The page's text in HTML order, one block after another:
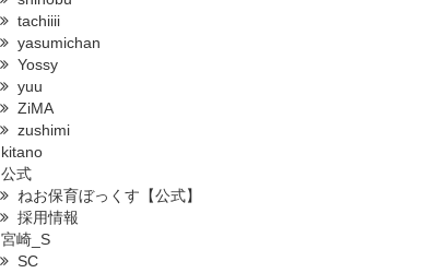
tachiiii
yasumichan
Yossy
yuu
ZiMA
zushimi
kitano
公式
ねお保育ぼっくす【公式】
採用情報
宮崎_S
SC